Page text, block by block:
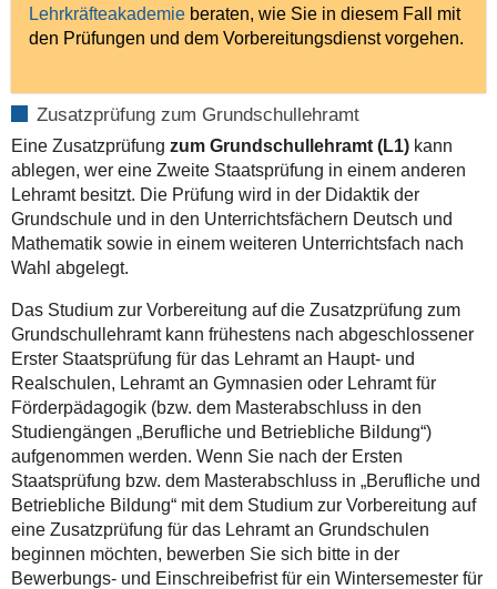
Lehrkräfteakademieberaten, wie Sie in diesem Fall mit
den Prüfungen und dem Vorbereitungsdienst vorgehen.
Zusatzprüfung zum Grundschullehramt
Eine Zusatzprüfung zum Grundschullehramt (L1)kann
ablegen, wer eine Zweite Staatsprüfung in einem anderen
Lehramt besitzt. Die Prüfung wird in der Didaktik der
Grundschule und in den Unterrichtsfächern Deutsch und
Mathematik sowie in einem weiteren Unterrichtsfach nach
Wahl abgelegt.
Das Studium zur Vorbereitung auf die Zusatzprüfung zum
Grundschullehramt kann frühestens nach abgeschlossener
Erster Staatsprüfung für das Lehramt an Haupt- und
Realschulen, Lehramt an Gymnasien oder Lehramt für
Förderpädagogik (bzw. dem Masterabschluss in den
Studiengängen „Berufliche und Betriebliche Bildung“)
aufgenommen werden. Wenn Sie nach der Ersten
Staatsprüfung bzw. dem Masterabschluss in „Berufliche und
Betriebliche Bildung“ mit dem Studium zur Vorbereitung auf
eine Zusatzprüfung für das Lehramt an Grundschulen
beginnen möchten, bewerben Sie sich bitte in der
Bewerbungs- und Einschreibefrist für ein Wintersemester für